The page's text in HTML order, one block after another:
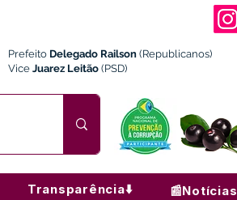
Prefeito Delegado Railson (Republicanos)
Vice Juarez Leitão (PSD)
Transparência⬇️ 📰Notícias